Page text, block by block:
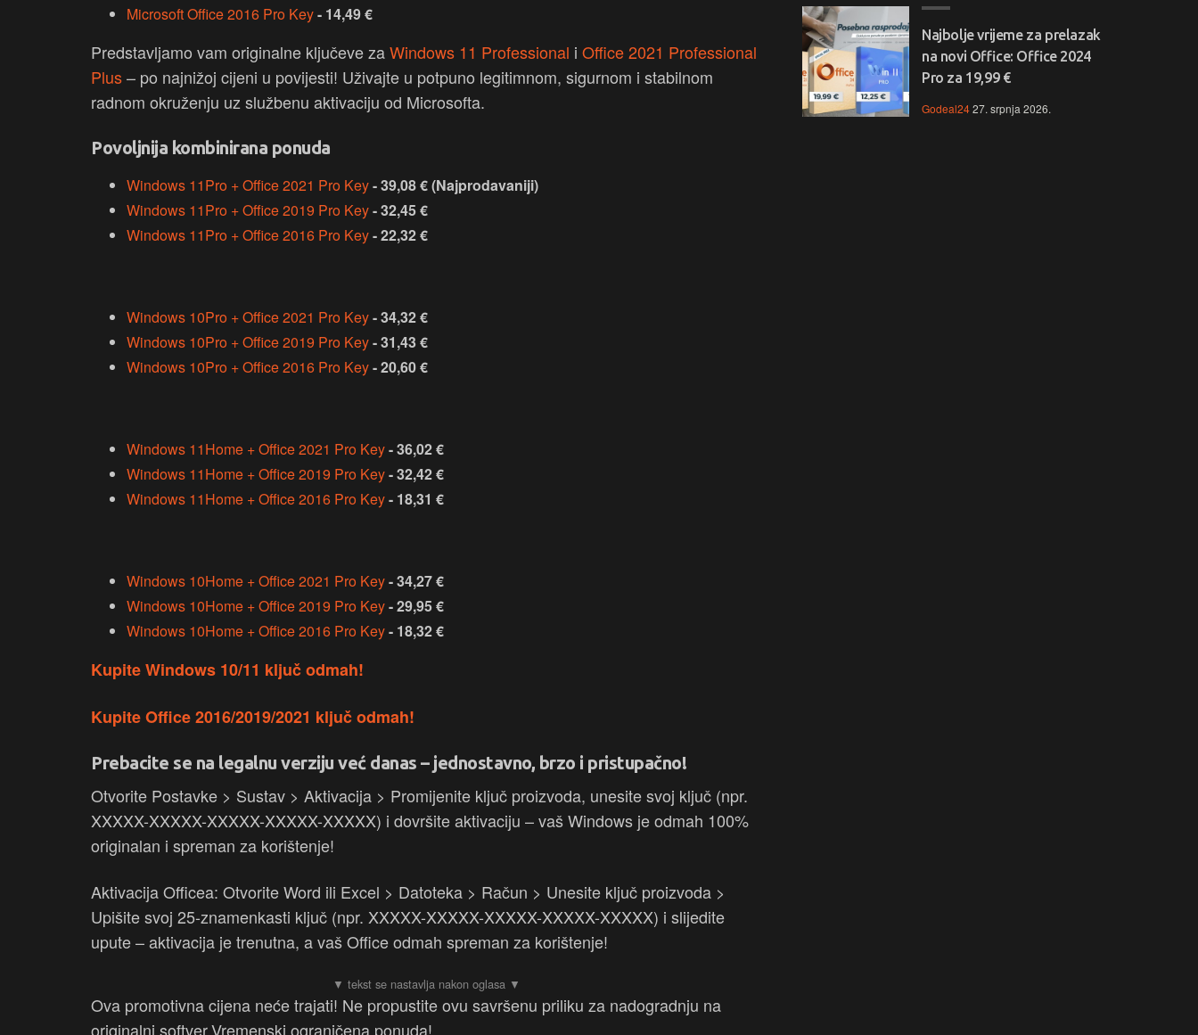
Microsoft Office 2016 Pro Key- 14,49€
Predstavljamo vam originalne ključeve zaWindows 11 Professional i Office 2021 Professional
Plus– po najnižoj cijeni u povijesti! Uživajte u potpuno legitimnom, sigurnom i stabilnom
radnom okruženju uz službenu aktivaciju od Microsofta.
Povoljnija kombinirana ponuda
Windows 11Pro + Office 2021 Pro Key-39,08€(Najprodavaniji)
Windows 11Pro + Office 2019 Pro Key-32,45€
Windows 11Pro + Office 2016 Pro Key-22,32€
Windows 10Pro + Office 2021 Pro Key-34,32€
Windows 10Pro + Office 2019 Pro Key-31,43€
Windows 10Pro + Office 2016 Pro Key-20,60€
Windows 11Home + Office 2021 Pro Key-36,02€
Windows 11Home + Office 2019 Pro Key-32,42€
Windows 11Home + Office 2016 Pro Key- 18,31 €
Windows 10Home + Office 2021 Pro Key-34,27€
Windows 10Home + Office 2019 Pro Key-29,95€
Windows 10Home + Office 2016 Pro Key- 18,32€
Kupite Windows 10/11 ključ odmah!
Kupite Office 2016/2019/2021 ključ odmah!
Prebacite se na legalnu verziju već danas – jednostavno, brzo i pristupačno!
Otvorite Postavke > Sustav > Aktivacija > Promijenite ključ proizvoda, unesite svoj ključ (npr.
XXXXX-XXXXX-XXXXX-XXXXX-XXXXX) i dovršite aktivaciju – vaš Windows je odmah 100%
originalan i spreman za korištenje!
Aktivacija Officea: Otvorite Word ili Excel > Datoteka > Račun > Unesite ključ proizvoda >
Upišite svoj 25-znamenkasti ključ (npr. XXXXX-XXXXX-XXXXX-XXXXX-XXXXX) i slijedite
upute – aktivacija je trenutna, a vaš Office odmah spreman za korištenje!
Ova promotivna cijena neće trajati! Ne propustite ovu savršenu priliku za nadogradnju na
originalni softver.Vremenski ograničena ponuda!
Najbolje vrijeme za prelazak
na novi Office: Office 2024
Pro za 19,99 €
Godeal2427. srpnja 2026.